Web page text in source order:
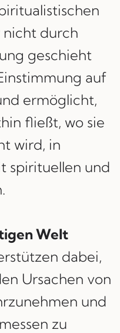
nicht durch
geschieht
auf
ermöglicht,
fließt, wo sie
wird, in
spirituellen und
Welt
dabei,
Ursachen von
und
zu